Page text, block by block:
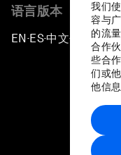
我们
容与
的流
合作
些合
们或
他信
语言版本
EN ▪ES▪中文▪ 日本語